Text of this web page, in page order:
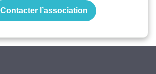
Contacter l’association